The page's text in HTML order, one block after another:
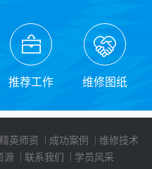
推荐工作 维修图纸
精英师资 成功案例
维修技术
源 联系我们 学员风采